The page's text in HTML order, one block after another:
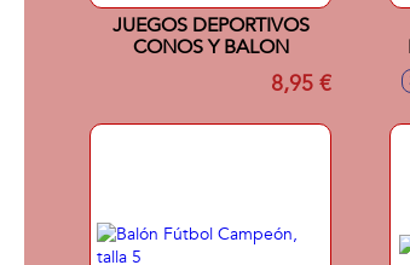
JUEGOS DEPORTIVOS
CONOS Y BALON
8,95 €